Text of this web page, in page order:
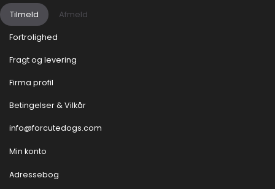
Tilmeld Afmeld
Fortrolighed
Fragt og levering
Firma profil
Betingelser & Vilkår
info@forcutedogs.com
Min konto
Adressebog